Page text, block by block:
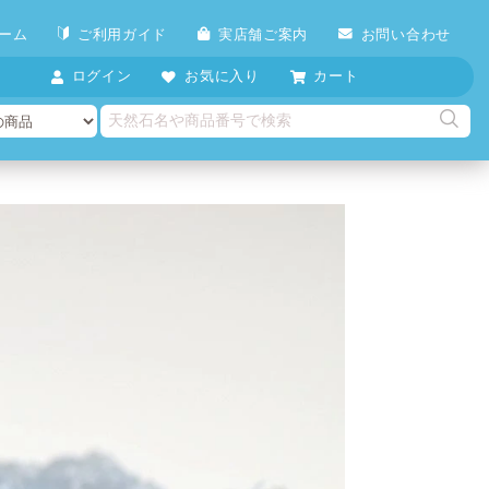
ム ご利用ガイド 実店舗ご案内 お問い合わせ
ログイン お気に入り カート